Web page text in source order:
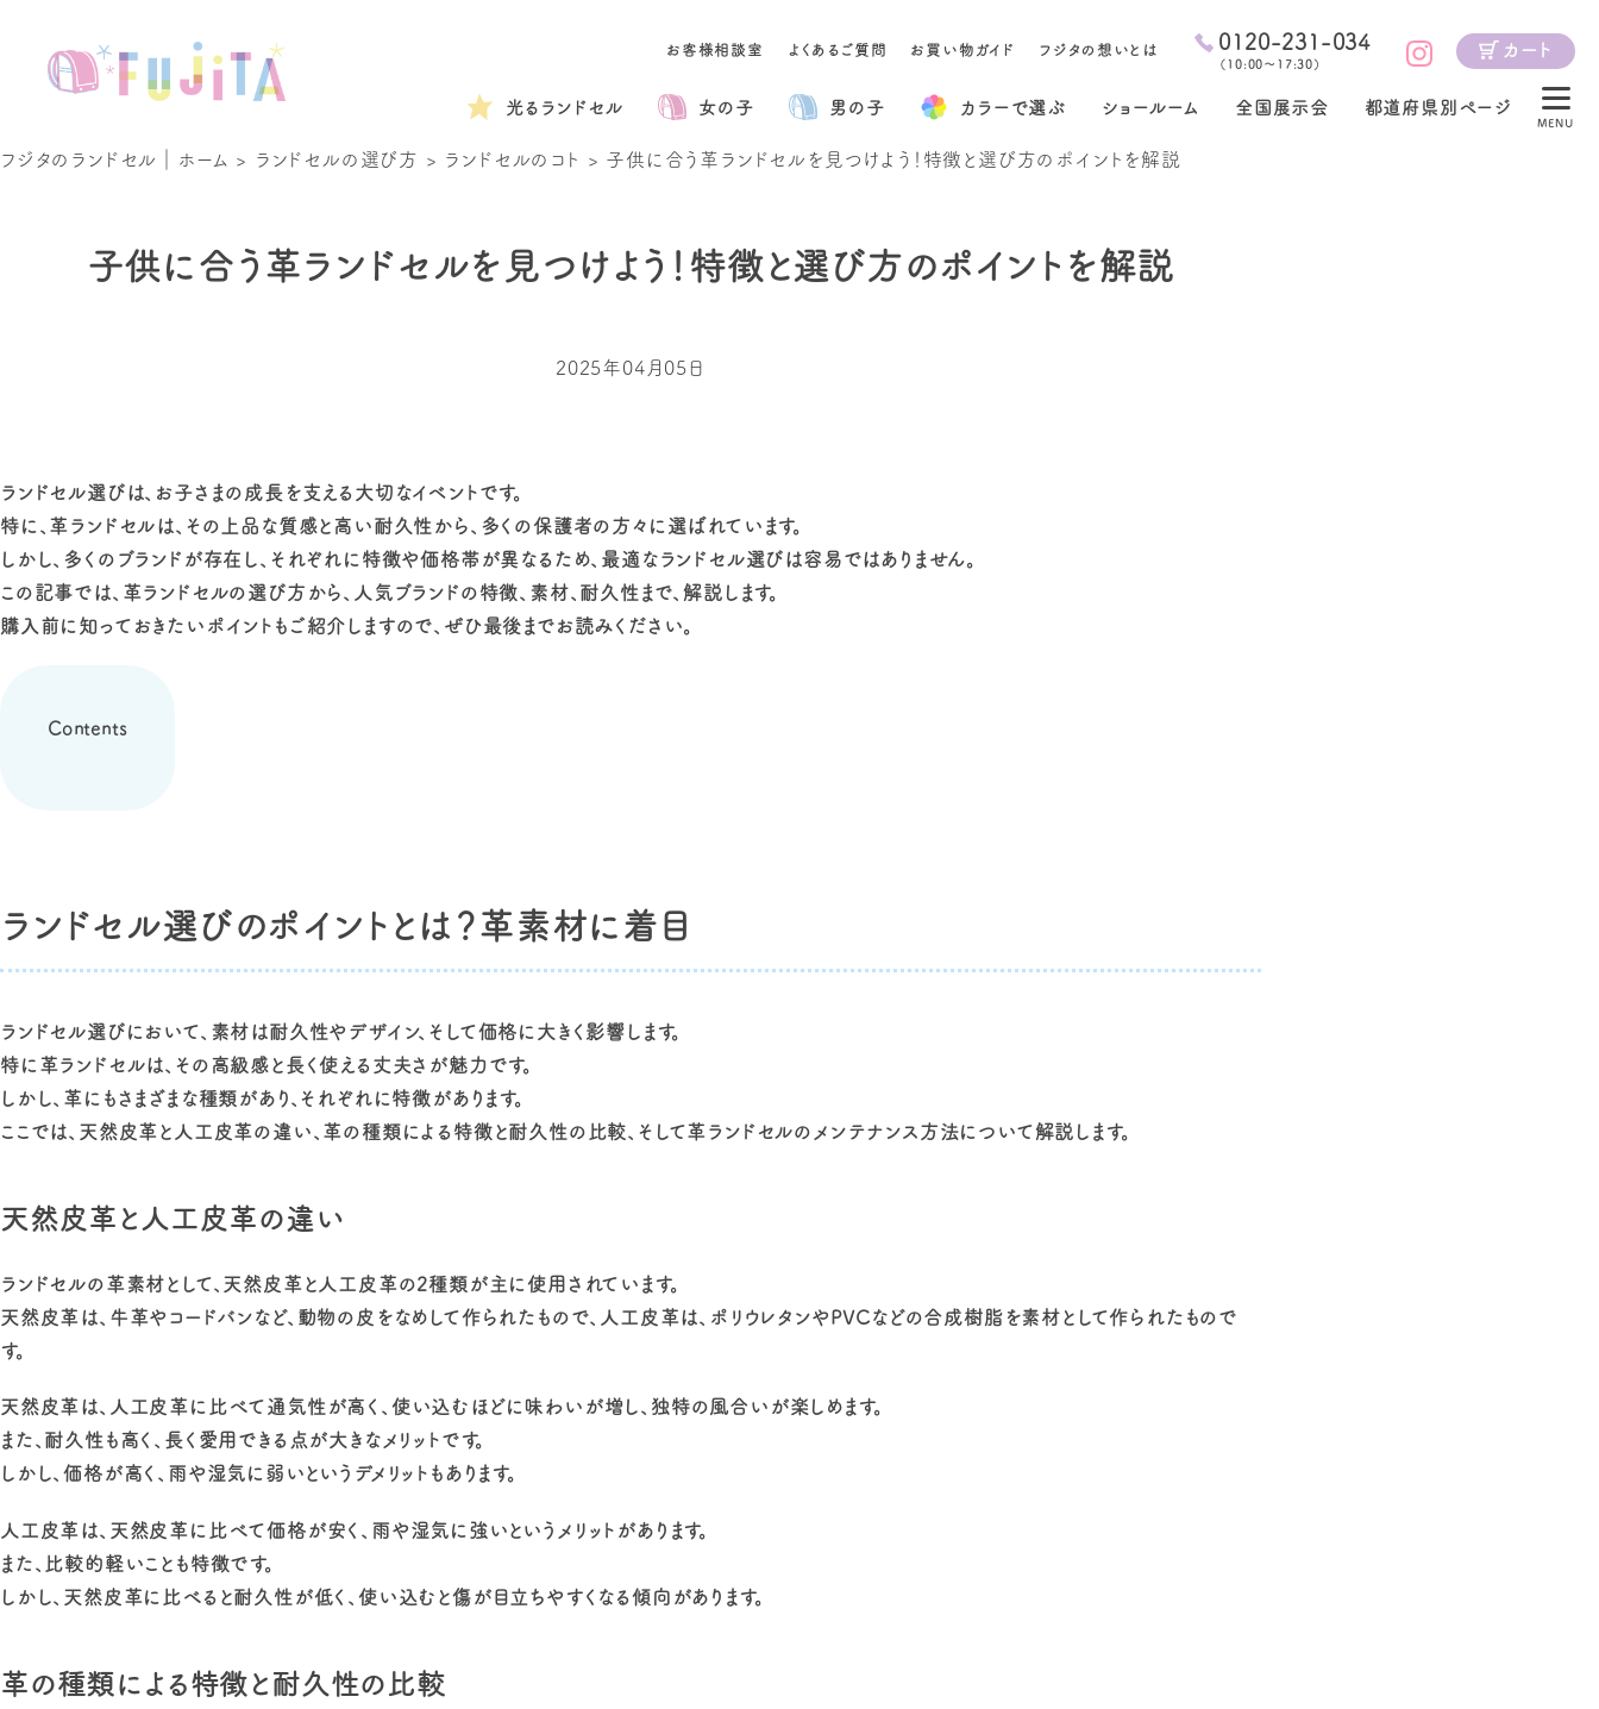
お客様相談室 よくあるご質問 お買い物ガイド フジタの想いとは 0120-231-034
（ 10:00～17:30 ）
カート
光るランドセル 女の子 男の子 カラー で選ぶ ショールーム 全国展示会 都道府県別ページ
MENU
フジタのランドセル｜ホーム > ランドセルの選び方 > ランドセルのコト > 子供に合う革ランドセルを見つけよう！特徴と選び方のポイントを解説
子供に合う革ランドセルを見つけよう！特徴と選び方のポイントを解説
2025年04月05日
ランドセル選びは、お子さまの成長を支える大切なイベントです。
特に、革ランドセルは、その上品な質感と高い耐久性から、多くの保護者の方々に選ばれています。
しかし、多くのブランドが存在し、それぞれに特徴や価格帯が異なるため、最適なランドセル選びは容易ではありません。
この記事では、革ランドセルの選び方から、人気ブランドの特徴、素材、耐久性まで、解説します。
購入前に知っておきたいポイントもご紹介しますので、ぜひ最後までお読みください。
Contents
ランドセル選びのポイントとは？革素材に着目
ランドセル選びにおいて、素材は耐久性やデザイン、そして価格に大きく影響します。
特に革ランドセルは、その高級感と長く使える丈夫さが魅力です。
しかし、革にもさまざまな種類があり、それぞれに特徴があります。
ここでは、天然皮革と人工皮革の違い、革の種類による特徴と耐久性の比較、そして革ランドセルのメンテナンス方法について解説します。
天然皮革と人工皮革の違い
ランドセルの革素材として、天然皮革と人工皮革の2種類が主に使用されています。
天然皮革は、牛革やコードバンなど、動物の皮をなめして作られたもので、人工皮革は、ポリウレタンやPVCなどの合成樹脂を素材として作られたもので
す。
天然皮革は、人工皮革に比べて通気性が高く、使い込むほどに味わいが増し、独特の風合いが楽しめます。
また、耐久性も高く、長く愛用できる点が大きなメリットです。
しかし、価格が高く、雨や湿気に弱いというデメリットもあります。
人工皮革は、天然皮革に比べて価格が安く、雨や湿気に強いというメリットがあります。
また、比較的軽いことも特徴です。
しかし、天然皮革に比べると耐久性が低く、使い込むと傷が目立ちやすくなる傾向があります。
革の種類による特徴と耐久性の比較